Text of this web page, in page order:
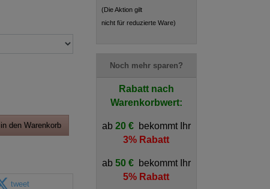
in den Warenkorb
tweet
(Die Aktion gilt
nicht für reduzierte Ware)
Noch mehr sparen?
Rabatt nach
Warenkorbwert:
ab20 € bekommt Ihr
3% Rabatt
ab50 € bekommt Ihr
5% Rabatt